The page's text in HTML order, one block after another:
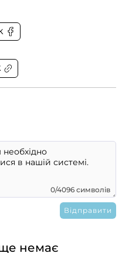
0/4096 символів
немає